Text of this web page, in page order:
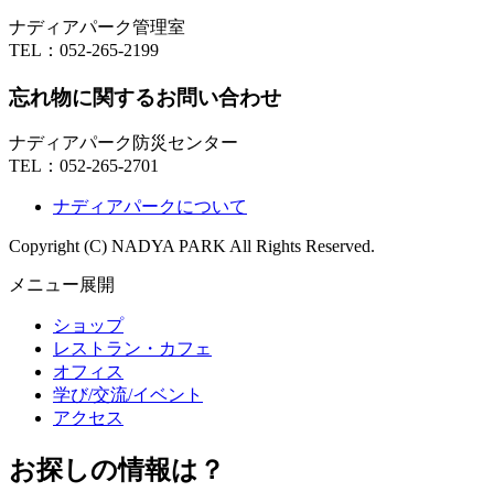
ナディアパーク管理室
TEL： 052-265-2199
忘れ物に関するお問い合わせ
ナディアパーク防災センター
TEL： 052-265-2701
ナディアパークについて
Copyright (C) NADYA PARK All Rights Reserved.
メニュー展開
ショップ
レストラン・カフェ
オフィス
学び/交流/イベント
アクセス
お探しの情報は？